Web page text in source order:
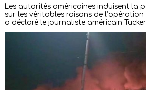
Les autorités américaines induisent la
sur les véritables raisons de l’opération
a déclaré le journaliste américain